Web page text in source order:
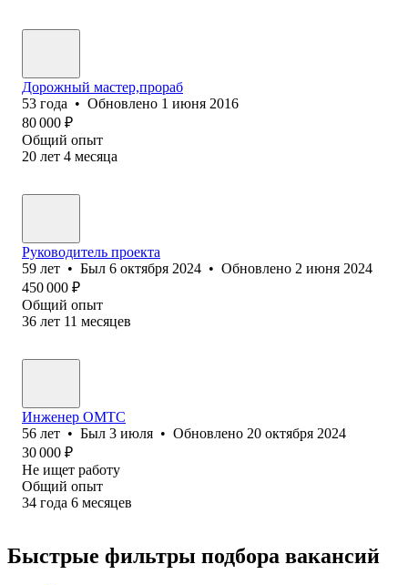
Дорожный мастер,прораб
53 года • Обновлено 1 июня 2016
80 000 ₽
Общий опыт
20 лет 4 месяца
Руководитель проекта
59 лет • Был 6 октября 2024 • Обновлено 2 июня 2024
450 000 ₽
Общий опыт
36 лет 11 месяцев
Инженер ОМТС
56 лет • Был 3 июля • Обновлено 20 октября 2024
30 000 ₽
Не ищет работу
Общий опыт
34 года 6 месяцев
Быстрые фильтры подбора вакансий